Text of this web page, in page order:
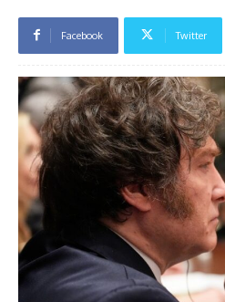
Facebook Twitter